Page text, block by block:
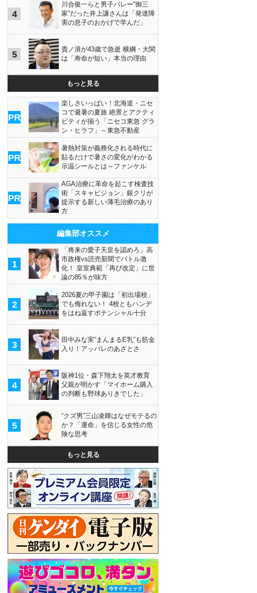
4
川合俊一らと男子バレー“御三
家”だった井上謙さんは「発達障
害の息子のおかげで学んだ」
5
貴ノ浪が43歳で急逝 横綱・大関
は「寿命が短い」本当の理由
もっと見る
PR
楽しさいっぱい！北海道・ニセ
コで避暑の夏旅 絶景とアクティ
ビティが揃う「ニセコ東急 グラ
ン・ヒラフ」～東急不動産
PR
暑熱対策が義務化される時代に
貼るだけで暑さの変化がわかる
示温シールとは～ファンケル
PR
AGA治療に革命を起こす検査技
術「スキャビジョン」銀クリが
提示する新しい薄毛治療のあり
方
編集部オススメ
1
「将来の愛子天皇を認めろ」高
市政権vs読売新聞でバトル激
化！ 皇室典範「再び改定」に世
論の85％が味方
2
2026夏の甲子園は「初出場校」
でも侮れない！ 4校ともハンデ
をはね返すポテンシャル十分
3
田中みな実“まんまるE乳”も筋金
入り！アッパレのあざとさ
4
阪神1位・森下翔太を英才教育
父親が明かす「マイホーム購入
の判断も野球ありきでした」
5
“クズ男”三山凌輝はなぜモテるの
か？「運命」を信じる女性の危
険な思考
もっと見る